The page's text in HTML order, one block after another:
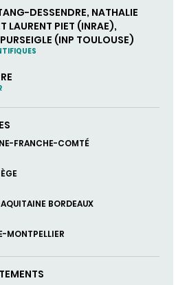
DESSENDRE, NATHALIE
LAURENT PIET (INRAE),
(INP TOULOUSE)
FRANCHE-COMTÉ
BORDEAUX
MONTPELLIER